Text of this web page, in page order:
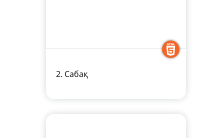
2. Сабақ